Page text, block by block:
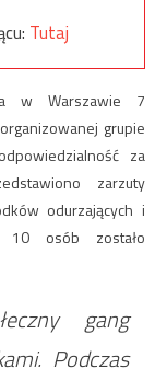
Tutaj
w Warszawie 7
grupie
za
zarzuty
odurzających i
10 osób zostało
gang
Podczas